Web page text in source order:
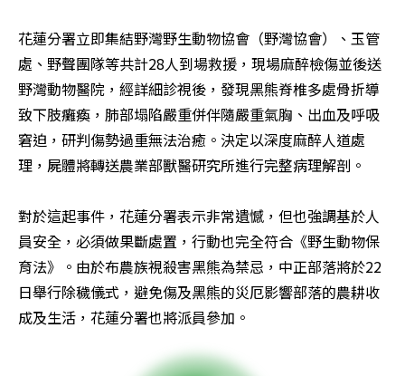
花蓮分署立即集結野灣野生動物協會（野灣協會）、玉管
處、野聲團隊等共計28人到場救援，現場麻醉檢傷並後送
野灣動物醫院，經詳細診視後，發現黑熊脊椎多處骨折導
致下肢癱瘓，肺部塌陷嚴重併伴隨嚴重氣胸、出血及呼吸
窘迫，研判傷勢過重無法治癒。決定以深度麻醉人道處
理，屍體將轉送農業部獸醫研究所進行完整病理解剖。
對於這起事件，花蓮分署表示非常遺憾，但也強調基於人
員安全，必須做果斷處置，行動也完全符合《野生動物保
育法》。由於布農族視殺害黑熊為禁忌，中正部落將於22
日舉行除穢儀式，避免傷及黑熊的災厄影響部落的農耕收
成及生活，花蓮分署也將派員參加。